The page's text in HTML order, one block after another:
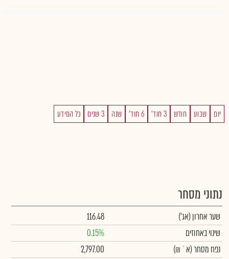
יום שבוע חודש 3 חוד' 6 חוד' שנה 3 שנים כל המידע
נתוני מסחר
שער אחרון (אג')
116.48
שינוי באחוזים
0.15%
נפח מסחר(א` ₪)
2,797.00